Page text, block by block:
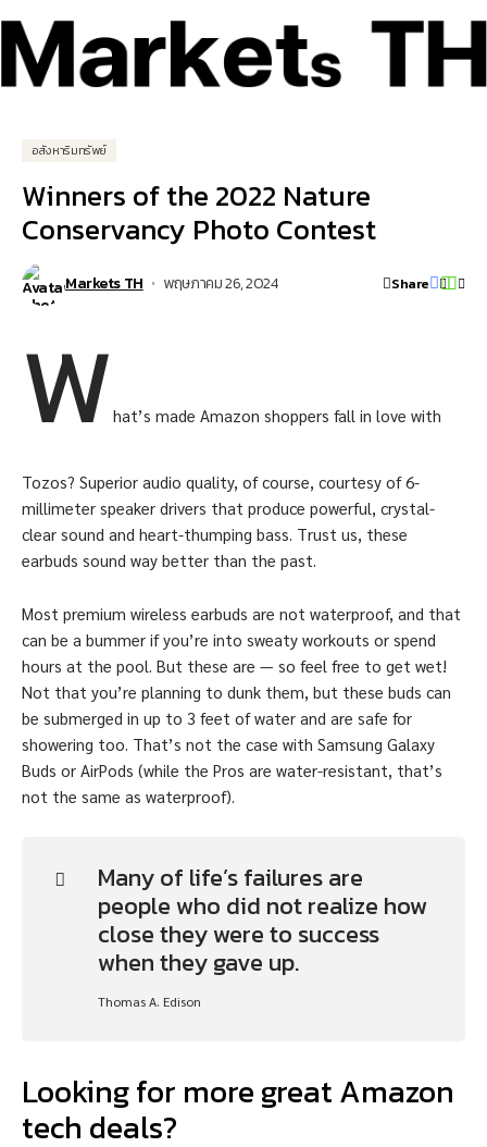
อสังหาริมทรัพย์
Winners of the 2022 Nature
Conservancy Photo Contest
Markets TH พฤษภาคม 26, 2024 Share
W hat’s made Amazon shoppers fall in love with
Tozos? Superior audio quality, of course, courtesy of 6-
millimeter speaker drivers that produce powerful, crystal-
clear sound and heart-thumping bass. Trust us, these
earbuds sound way better than the past.
Most premium wireless earbuds are not waterproof, and that
can be a bummer if you’re into sweaty workouts or spend
hours at the pool. But these are — so feel free to get wet!
Not that you’re planning to dunk them, but these buds can
be submerged in up to 3 feet of water and are safe for
showering too. That’s not the case with Samsung Galaxy
Buds or AirPods (while the Pros are water-resistant, that’s
not the same as waterproof).
Many of life’s failures are
people who did not realize how
close they were to success
when they gave up.
Thomas A. Edison
Looking for more great Amazon
tech deals?